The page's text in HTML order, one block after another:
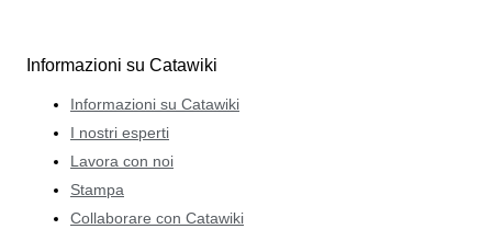
Informazioni su Catawiki
Informazioni su Catawiki
I nostri esperti
Lavora con noi
Stampa
Collaborare con Catawiki